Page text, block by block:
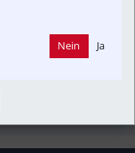
Railwise in
die
ist, als von der
Nein Ja